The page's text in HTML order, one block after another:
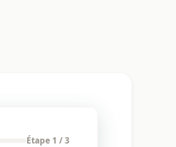
Étape 1 / 3